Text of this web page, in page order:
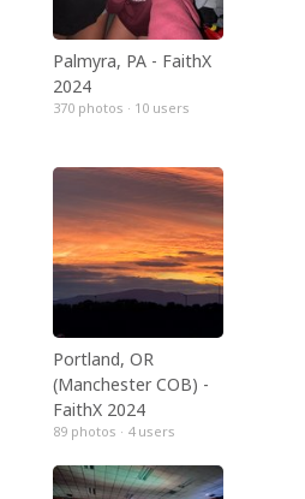
Palmyra, PA - FaithX
2024
370 photos · 10 users
Portland, OR
(Manchester COB) -
FaithX 2024
89 photos · 4 users